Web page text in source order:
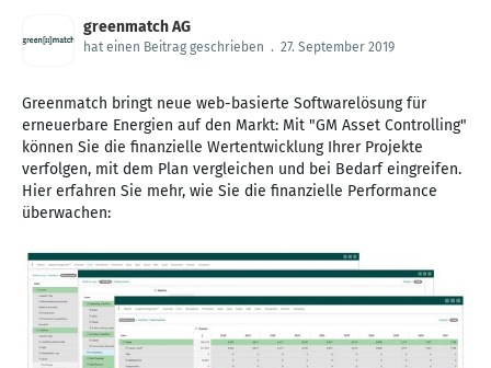
greenmatch AG
hat einen Beitrag geschrieben . 27. September 2019
Greenmatch bringt neue web-basierte Softwarelösung für
erneuerbare Energien auf den Markt: Mit "GM Asset Controlling"
können Sie die finanzielle Wertentwicklung Ihrer Projekte
verfolgen, mit dem Plan vergleichen und bei Bedarf eingreifen.
Hier erfahren Sie mehr, wie Sie die finanzielle Performance
überwachen: